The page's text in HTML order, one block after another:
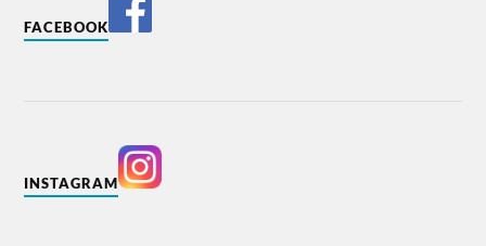
FACEBOOK
INSTAGRAM